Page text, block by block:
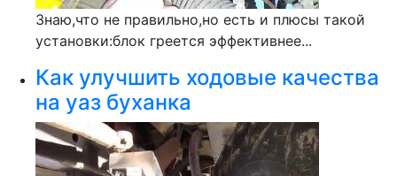
Знаю,что не правильно,но есть и плюсы такой
установки:блок греется эффективнее...
Как улучшить ходовые качества
на уаз буханка